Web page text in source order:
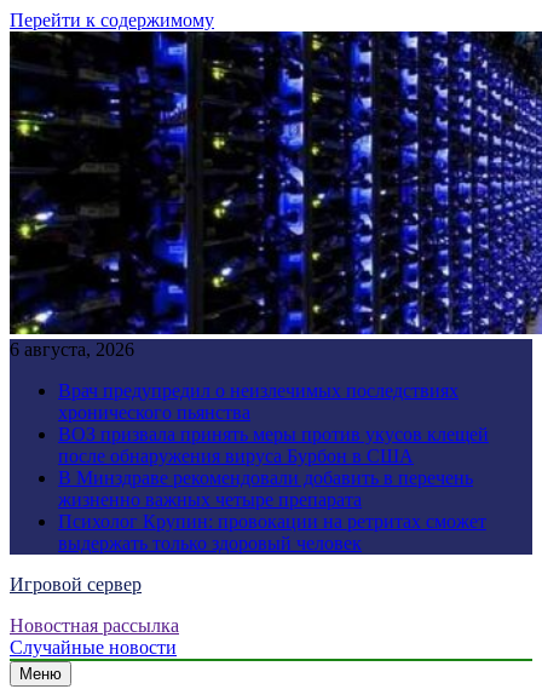
Перейти к содержимому
6 августа, 2026
Врач предупредил о неизлечимых последствиях
хронического пьянства
ВОЗ призвала принять меры против укусов клещей
после обнаружения вируса Бурбон в США
В Минздраве рекомендовали добавить в перечень
жизненно важных четыре препарата
Психолог Крупин: провокации на ретритах сможет
выдержать только здоровый человек
Игровой сервер
Новостная рассылка
Случайные новости
Меню